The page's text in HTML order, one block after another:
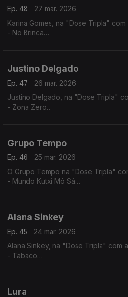
Ep. 48
27 mar. 2026
Karina Gomes, na "Dose Tripla" com
- No Brinca
Justino Delgado
Ep. 47
26 mar. 2026
Justino Delgado, na "Dose Tripla"
- Zona Zero
Grupo Tempo
Ep. 46
25 mar. 2026
O Grupo Tempo na "Dose Tripla"
- Mundo Kutxi Mô Sá
Alana Sinkey
Ep. 45
24 mar. 2026
Alana Sinkey, na "Dose Tripla" com
- Tabaco
Lura